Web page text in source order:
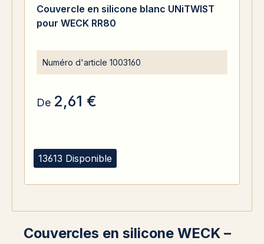
13613 Disponible
Couvercle en silicone blanc UNiTWIST
pour WECK RR80
Numéro d'article 1003160
De 2,61 €
Couvercles en silicone WECK –